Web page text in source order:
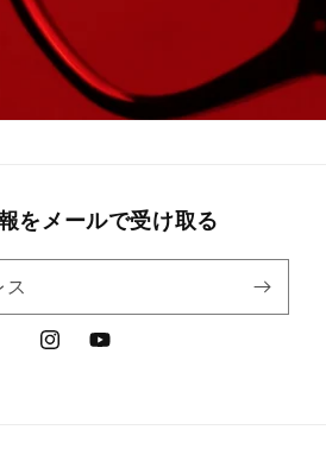
をメールで受け取る
InstagramYouTube